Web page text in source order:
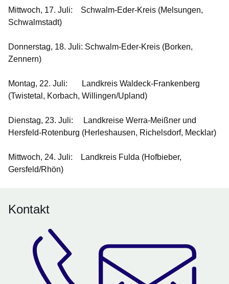
Mittwoch, 17. Juli:
Schwalm-Eder-Kreis (Melsungen,
Schwalmstadt)
Donnerstag, 18. Juli: Schwalm-Eder-Kreis (Borken,
Zennern)
Montag, 22. Juli: Landkreis Waldeck-Frankenberg
(Twistetal, Korbach, Willingen/Upland)
Dienstag, 23. Juli:
Landkreise Werra-Meißner und
Hersfeld-Rotenburg (Herleshausen, Richelsdorf, Mecklar)
Mittwoch, 24. Juli: Landkreis Fulda (Hofbieber,
Gersfeld/Rhön)
Kontakt